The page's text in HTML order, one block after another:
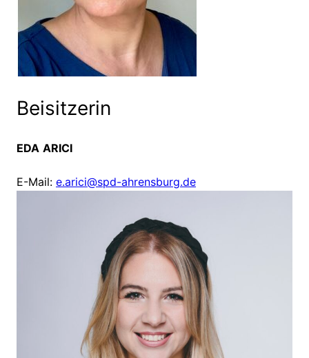
Beisitzerin
EDA ARICI
E-Mail: e.arici@spd-ahrensburg.de